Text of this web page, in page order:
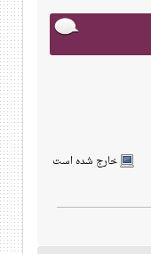
خارج شده است